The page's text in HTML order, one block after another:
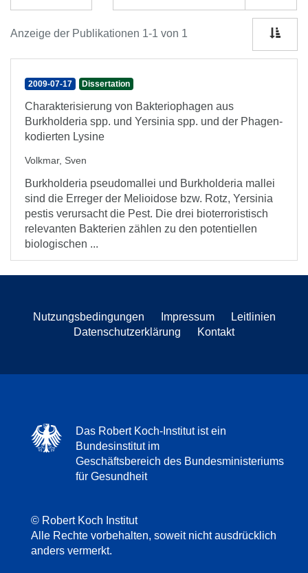
Anzeige der Publikationen 1-1 von 1
2009-07-17 Dissertation
Charakterisierung von Bakteriophagen aus
Burkholderia spp. und Yersinia spp. und der Phagen-
kodierten Lysine
Volkmar, Sven
Burkholderia pseudomallei und Burkholderia mallei
sind die Erreger der Melioidose bzw. Rotz, Yersinia
pestis verursacht die Pest. Die drei bioterroristisch
relevanten Bakterien zählen zu den potentiellen
biologischen ...
Nutzungsbedingungen Impressum
Leitlinien
Datenschutzerklärung
Kontakt
Das Robert Koch-Institut ist ein
Bundesinstitut im
Geschäftsbereich des Bundesministeriums
für Gesundheit
© Robert Koch Institut
Alle Rechte vorbehalten, soweit nicht ausdrücklich
anders vermerkt.